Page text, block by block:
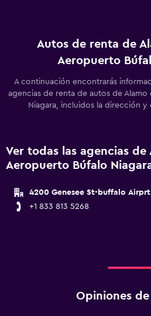
Autos de renta de
Aeropuerto
A continuación encontrarás
agencias de renta de autos de
Niagara, incluidos la dirección
Ver todas las agencias de
Aeropuerto Búfalo
4200 Genesee St-buffalo Airprt
+1 833 813 5268
Opiniones de